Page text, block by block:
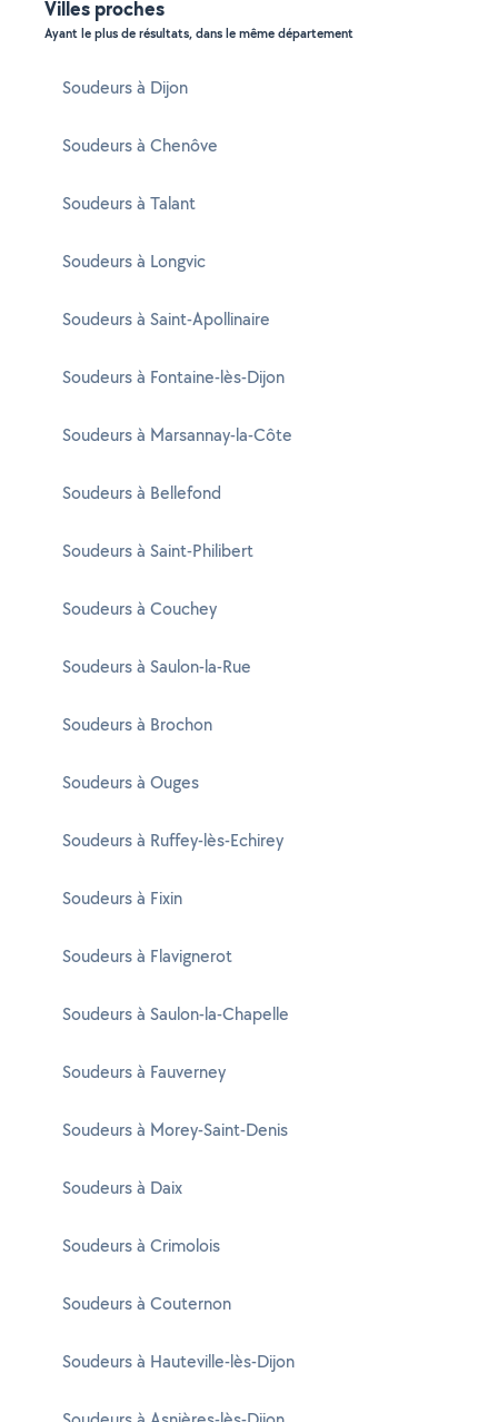
Villes proches
Ayant le plus de résultats, dans le même département
Soudeurs à Dijon
Soudeurs à Chenôve
Soudeurs à Talant
Soudeurs à Longvic
Soudeurs à Saint-Apollinaire
Soudeurs à Fontaine-lès-Dijon
Soudeurs à Marsannay-la-Côte
Soudeurs à Bellefond
Soudeurs à Saint-Philibert
Soudeurs à Couchey
Soudeurs à Saulon-la-Rue
Soudeurs à Brochon
Soudeurs à Ouges
Soudeurs à Ruffey-lès-Echirey
Soudeurs à Fixin
Soudeurs à Flavignerot
Soudeurs à Saulon-la-Chapelle
Soudeurs à Fauverney
Soudeurs à Morey-Saint-Denis
Soudeurs à Daix
Soudeurs à Crimolois
Soudeurs à Couternon
Soudeurs à Hauteville-lès-Dijon